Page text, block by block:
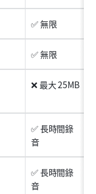
✅ 無限
✅ 無限
❌ 最大 25MB
✅ 長時間錄
音
✅ 長時間錄
音